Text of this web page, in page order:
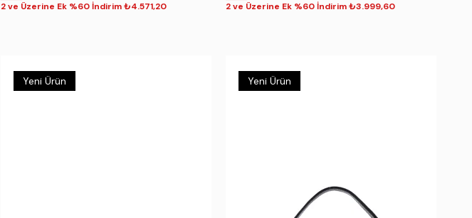
2 ve Üzerine Ek %60 İndirim ₺4.571,20 2 ve Üzerine Ek %60 İndirim ₺3.999,60
Yeni Ürün Yeni Ürün